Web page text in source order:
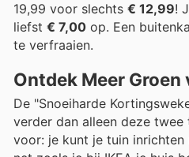
19,99 voor slechts € 12,99!
liefst € 7,00 op. Een
te verfraaien.
Ontdek Meer Groen
De "Snoeiharde
verder dan alleen deze twee
voor: je kunt je tuin inrichten